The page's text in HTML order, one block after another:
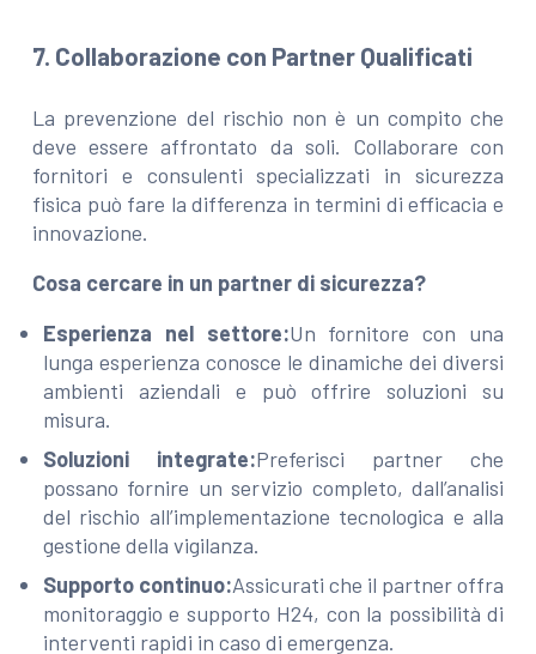
7. Collaborazione con Partner Qualificati
La prevenzione del rischio non è un compito che
deve essere affrontato da soli. Collaborare con
fornitori e consulenti specializzati in sicurezza
fisica può fare la differenza in termini di efficacia e
innovazione.
Cosa cercare in un partner di sicurezza?
Esperienza nel settore:Un fornitore con una
lunga esperienza conosce le dinamiche dei diversi
ambienti aziendali e può offrire soluzioni su
misura.
Soluzioni integrate:Preferisci partner che
possano fornire un servizio completo, dall’analisi
del rischio all’implementazione tecnologica e alla
gestione della vigilanza.
Supporto continuo:Assicurati che il partner offra
monitoraggio e supporto H24, con la possibilità di
interventi rapidi in caso di emergenza.